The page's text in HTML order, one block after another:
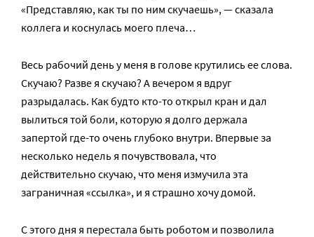
«Представляю, как ты по ним скучаешь», — сказала
коллега и коснулась моего плеча…
Весь рабочий день у меня в голове крутились ее слова.
Скучаю? Разве я скучаю? А вечером я вдруг
разрыдалась. Как будто кто-то открыл кран и дал
вылиться той боли, которую я долго держала
запертой где-то очень глубоко внутри. Впервые за
несколько недель я почувствовала, что
действительно скучаю, что меня измучила эта
заграничная «ссылка», и я страшно хочу домой.
С этого дня я перестала быть роботом и позволила